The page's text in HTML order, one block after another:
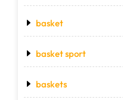
basket
basket sport
baskets